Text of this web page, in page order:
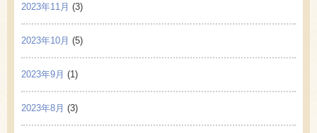
2023年11月 (3)
2023年10月 (5)
2023年9月 (1)
2023年8月 (3)